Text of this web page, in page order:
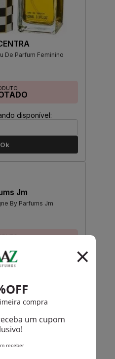
De Parfum Feminino
disponível:
Ok
Jm
By Parfums Jm
disponível:
Ok
Desprez Eau De Toilette